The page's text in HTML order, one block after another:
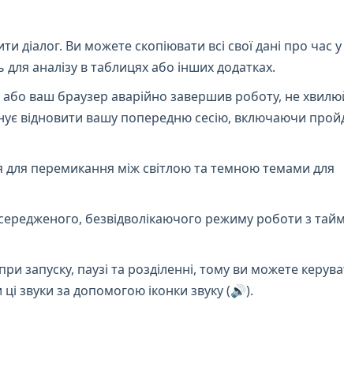
діалог. Ви можете скопіювати всі свої дані про час
для аналізу в таблицях або інших додатках.
ваш браузер аварійно завершив роботу, не
відновити вашу попередню сесію, включаючи
для перемикання між світлою та темною темами для
безвідволікаючого режиму роботи з
запуску, паузі та розділенні, тому ви можете
звуки за допомогою іконки звуку (🔊).